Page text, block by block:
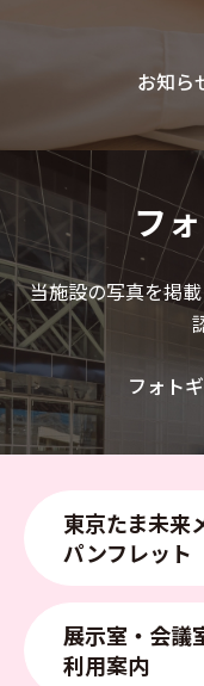
お知ら
フ
当施設の写真を掲
フォト
東京たま未来
パンフレット
PDFを開く
展示室・会議
利用案内